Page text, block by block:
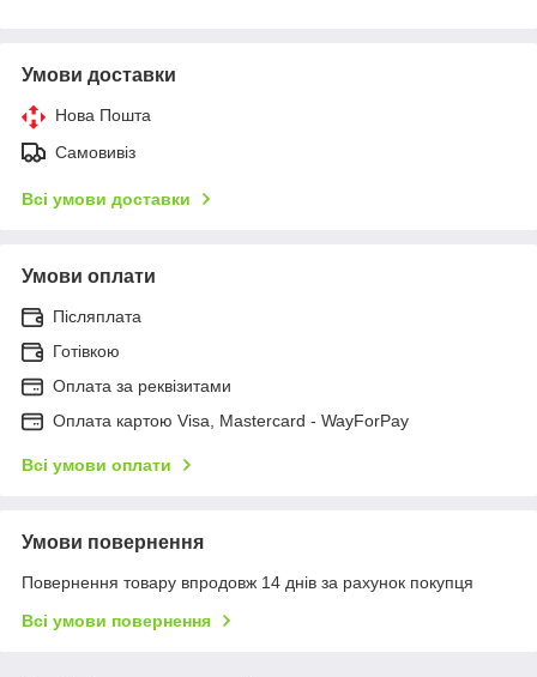
Умови доставки
Нова Пошта
Самовивіз
Всі умови доставки
Умови оплати
Післяплата
Готівкою
Оплата за реквізитами
Оплата картою Visa, Mastercard - WayForPay
Всі умови оплати
Умови повернення
Повернення товару впродовж 14 днів за рахунок покупця
Всі умови повернення